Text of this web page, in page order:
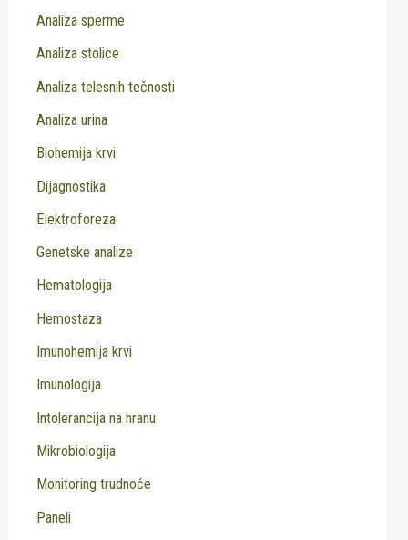
Analiza sperme
Analiza stolice
Analiza telesnih tečnosti
Analiza urina
Biohemija krvi
Dijagnostika
Elektroforeza
Genetske analize
Hematologija
Hemostaza
Imunohemija krvi
Imunologija
Intolerancija na hranu
Mikrobiologija
Monitoring trudnoće
Paneli